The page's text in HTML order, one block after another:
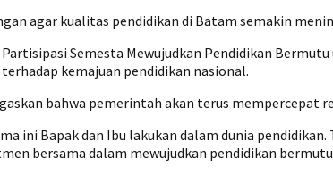
agar kualitas pendidikan di Batam semakin
Semesta Mewujudkan Pendidikan
kemajuan pendidikan nasional.
bahwa pemerintah akan terus mempercepat
Bapak dan Ibu lakukan dalam dunia pendidikan.
bersama dalam mewujudkan pendidikan bermutu